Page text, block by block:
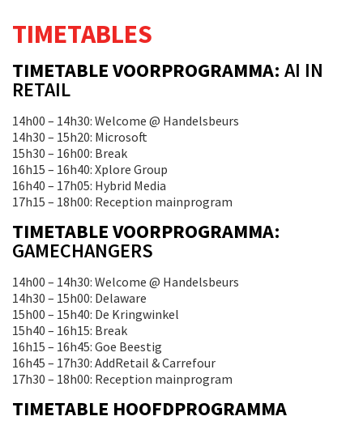
TIMETABLES
TIMETABLE VOORPROGRAMMA: AI IN
RETAIL
14h00 – 14h30: Welcome @ Handelsbeurs
14h30 – 15h20: Microsoft
15h30 – 16h00: Break
16h15 – 16h40: Xplore Group
16h40 – 17h05: Hybrid Media
17h15 – 18h00: Reception mainprogram
TIMETABLE VOORPROGRAMMA:
GAMECHANGERS
14h00 – 14h30: Welcome @ Handelsbeurs
14h30 – 15h00: Delaware
15h00 – 15h40: De Kringwinkel
15h40 – 16h15: Break
16h15 – 16h45: Goe Beestig
16h45 – 17h30: AddRetail & Carrefour
17h30 – 18h00: Reception mainprogram
TIMETABLE HOOFDPROGRAMMA